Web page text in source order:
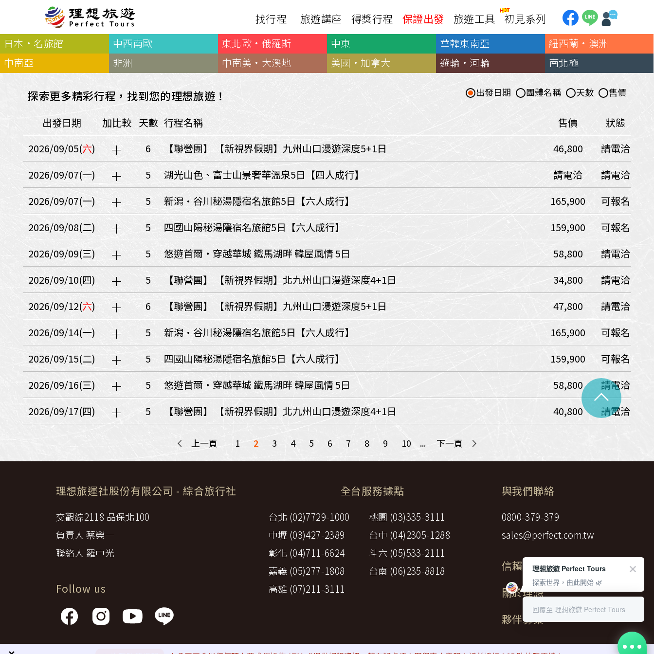
找行程
北歐
羅浮敦群島
芬蘭
瑞典 丹麥
冰島
法羅群島
格陵蘭島
東歐
１６湖國家公園
巴爾幹半島
波蘭‧波羅的海
保加利亞‧羅馬尼亞
捷克
波蘭
匈牙利
斯洛維尼亞
波士尼亞赫塞哥維納
俄羅斯聯邦
西南歐
荷蘭國王節
英愛軍樂節
賽普勒斯‧馬爾他
天空之城‧愛琴海三島
瑞士觀景火車名峰健行
義大利
西西里島
西班牙
葡萄牙
德國
奧地利
荷蘭
法國 瑞士
英國
愛爾蘭
經典日本
奧入瀨溪
南紀熊野古道
廣島‧四國
北陸
日本名旅館
🍁北海道
🍁新潟‧谷川
🍁四國山陽
🍁伊豆‧演歌天后演唱會
🍁京都奈良犬山
❄️札幌雪祭
🧧山口縣
日本頂級飛鳥-花火節
日本環航
中國
北疆 青藏鐵路
韓國
首爾‧華城
楓紅雪嶽南怡島
東南亞
泰國MiniTour 富國島
非洲
中非９國
西非１８國
馬達加斯加
模里西斯
肯亞
納米比亞
利比亞
摩洛哥
埃及
突尼西亞
中南亞
中亞５國
印度
不丹‧大吉嶺‧喀什米爾
中東
海灣５國
土耳其
沙烏地阿拉伯
阿曼
卡達
科威特
澳洲
紐西蘭
大溪地
加東賞楓
加西大環線
美西國家公園
巴西嘉年華
天空之鏡-玻利維亞
兩極會
阿拉斯加
巴拿馬運河
NCL遊輪
旅遊講座 得獎行程 保證出發 旅遊工具
服務Plus+
會員專區
優惠券回饋
量身訂做
訂單查詢付款
聯絡我們
觀光局Taiwan
表單下載
旅客服務確認單
傳真刷卡單
郵輪國外旅遊定型化契約
國內旅遊定型化契約
出國資訊
護照申辦
各國電壓
駐台觀光單位
銀行優惠
第一銀行刷卡回饋
聯邦銀行刷卡回饋
國泰世華刷卡回饋
中國信託3期/6期
初見系列
日本·名旅館 中西南歐 東北歐·俄羅斯 中東 華韓東南亞
紐西蘭·澳洲
中南亞
非洲 中南美·大溪地 美國·加拿大 遊輪·河輪 南北極
探索更多精彩行程，找到您的理想旅遊！ 售價
天數
團體名稱
出發日期
出發日期 加比較 天數 行程名稱 售價
狀態
2026/09/05(六) 6 請電洽
【聯營團】 【新視界假期】九州山口漫遊深度5+1日
46,800
2026/09/07(一)
5 請電洽
湖光山色、富士山景奢華溫泉5日【四人成行】
請電洽
2026/09/07(一)
5 可報名
新潟•谷川秘湯隱宿名旅館5日【六人成行】
165,900
2026/09/08(二)
5 可報名
四國山陽秘湯隱宿名旅館5日【六人成行】
159,900
2026/09/09(三)
5 請電洽
悠遊首爾・穿越華城 鐵馬湖畔 韓屋風情 5日
58,800
2026/09/10(四)
5 請電洽
【聯營團】 【新視界假期】北九州山口漫遊深度4+1日
34,800
2026/09/12(六) 6 請電洽
【聯營團】 【新視界假期】九州山口漫遊深度5+1日
47,800
2026/09/14(一)
5 可報名
新潟•谷川秘湯隱宿名旅館5日【六人成行】
165,900
2026/09/15(二)
5 可報名
四國山陽秘湯隱宿名旅館5日【六人成行】
159,900
2026/09/16(三)
5 請電洽
悠遊首爾・穿越華城 鐵馬湖畔 韓屋風情 5日
58,800
2026/09/17(四)
5 請電洽
【聯營團】 【新視界假期】北九州山口漫遊深度4+1日 40,800
< 上一頁 1 2 3 4 5 6 7 8 9 10 ... 下一頁 >
理想旅運社股份有限公司 - 綜合旅行社
交觀綜2118 品保北100
負責人 蔡榮一
聯絡人 羅中光
Follow us
全台服務據點
台北 (02)7729-1000
桃園 (03)335-3111
中壢 (03)427-2389
台中 (04)2305-1288
彰化 (04)711-6624
斗六 (05)533-2111
嘉義 (05)277-1808
台南 (06)235-8818
高雄 (07)211-3111
與我們聯絡
0800-379-379
sales@perfect.com.tw
信賴標章
關於理想
夥伴募集
^
理想旅遊 Perfect Tours
探索世界，由此開始 🌿
回覆至 理想旅遊 Perfect Tours